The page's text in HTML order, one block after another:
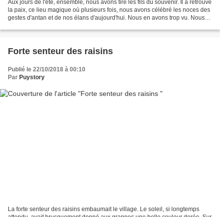
Aux jours de l'été, ensemble, nous avons tiré les fils du souvenir. Il a retrouve
la paix, ce lieu magique où plusieurs fois, nous avons célébré les noces des
gestes d'antan et de nos élans d'aujourd'hui. Nous en avons trop vu. Nous
Forte senteur des raisins
Publié le 22/10/2018 à 00:10
Par Puystory
La forte senteur des raisins embaumait le village. Le soleil, si longtemps